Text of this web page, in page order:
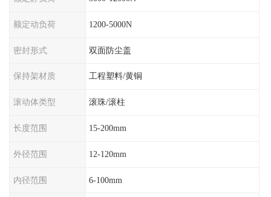
额定动负荷 1200-5000N
密封形式 双面防尘盖
保持架材质 工程塑料/黄铜
滚动体类型 滚珠/滚柱
长度范围 15-200mm
外径范围 12-120mm
内径范围 6-100mm